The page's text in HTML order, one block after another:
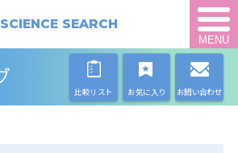
SCIENCE SEARCH
MENU
比較リスト お気に入り お問い合わせ